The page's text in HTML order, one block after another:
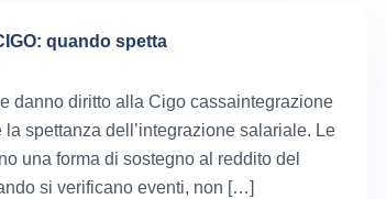
quando spetta
danno diritto alla Cigo cassaintegrazione
spettanza dell’integrazione salariale. Le
una forma di sostegno al reddito del
si verificano eventi, non […]